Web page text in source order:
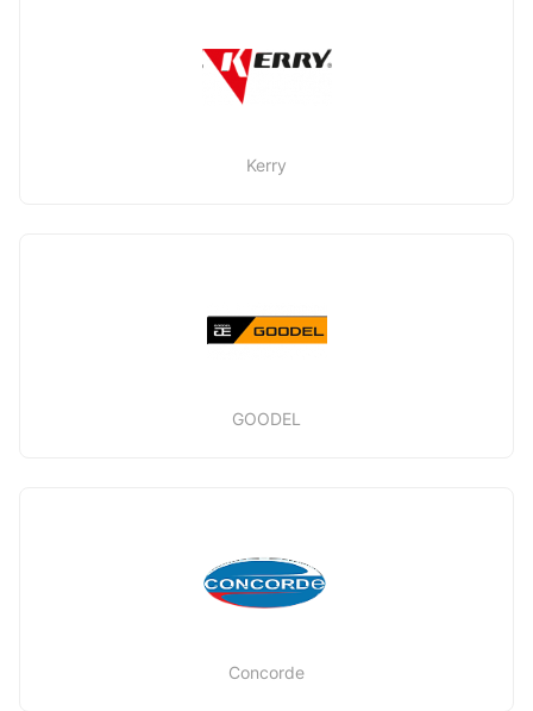
Kerry
GOODEL
Concorde